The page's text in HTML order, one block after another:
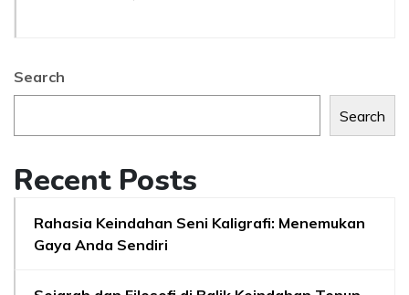
Search
Search
Recent Posts
Rahasia Keindahan Seni Kaligrafi: Menemukan
Gaya Anda Sendiri